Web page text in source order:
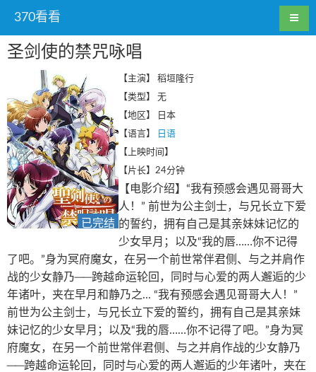
370看看
圣剑使的禁咒咏唱
已完结
【主演】
稻垣隆行
【类型】
无
【地区】
日本
【语言】
日语
【上映时间】
【片长】24分钟
【电影介绍】“我有预感会遇见哥哥大
人！” 前世为公主剑士，与兄长立下爱
的誓约，拥有自己是其亲妹妹记忆的
少女早月；以及“我的唇……你不记得
了吧。”身为冥府魔女，在另一个前世常伴君侧、与之并肩作
战的少女静乃──跨越命运轮回，同时与心爱的两人邂逅的少
年诸叶，夹在早月和静乃之... “我有预感会遇见哥哥大人！”
前世为公主剑士，与兄长立下爱的誓约，拥有自己是其亲妹
妹记忆的少女早月；以及“我的唇……你不记得了吧。”身为冥
府魔女，在另一个前世常伴君侧、与之并肩作战的少女静乃
──跨越命运轮回，同时与心爱的两人邂逅的少年诸叶，夹在